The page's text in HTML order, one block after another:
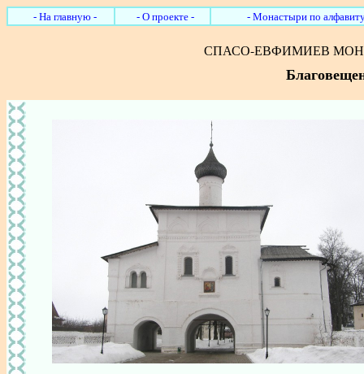
- На главную - - О проекте - - Монастыри по
СПАСО-ЕВФИМИЕВ